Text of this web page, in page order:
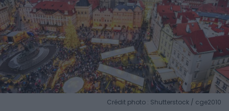
Crédit photo : Shutterstock / cge2010